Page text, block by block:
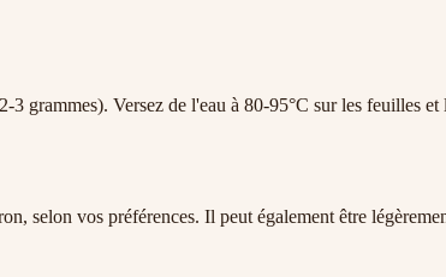
grammes). Versez de l'eau à 80-95°C sur les feuilles
selon vos préférences. Il peut également être